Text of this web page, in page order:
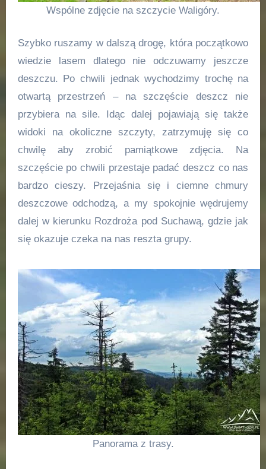
Wspólne zdjęcie na szczycie Waligóry.
Szybko ruszamy w dalszą drogę, która początkowo
wiedzie lasem dlatego nie odczuwamy jeszcze
deszczu. Po chwili jednak wychodzimy trochę na
otwartą przestrzeń – na szczęście deszcz nie
przybiera na sile. Idąc dalej pojawiają się także
widoki na okoliczne szczyty, zatrzymuję się co
chwilę aby zrobić pamiątkowe zdjęcia. Na
szczęście po chwili przestaje padać deszcz co nas
bardzo cieszy. Przejaśnia się i ciemne chmury
deszczowe odchodzą, a my spokojnie wędrujemy
dalej w kierunku Rozdroża pod Suchawą, gdzie jak
się okazuje czeka na nas reszta grupy.
Panorama z trasy.